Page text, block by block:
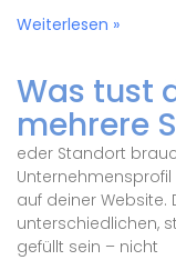
Weiterlesen »
Was tust
mehrere
eder Standort
auf deiner Website.
unterschiedlichen,
gefüllt sein – nicht